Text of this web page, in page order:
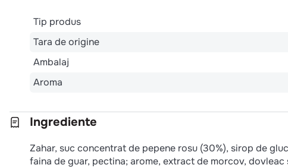
Tip produs
Tara de origine
Ambalaj
Aroma
Ingrediente
Zahar, suc concentrat de pepene rosu (30%), sirop de
faina de guar, pectina; arome, extract de morcov, dovleac